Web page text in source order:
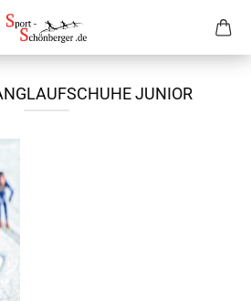
JUNIOR